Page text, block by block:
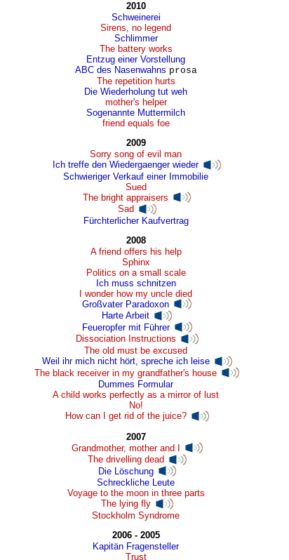
2010
Schweinerei
Sirens, no legend
Schlimmer
The battery works
Entzug einer Vorstellung
ABC des Nasenwahns prosa
The repetition hurts
Die Wiederholung tut weh
mother's helper
Sogenannte Muttermilch
friend equals foe
2009
Sorry song of evil man
Ich treffe den Wiedergaenger wieder
Schwieriger Verkauf einer Immobilie
Sued
The bright appraisers
Sad
Fürchterlicher Kaufvertrag
2008
A friend offers his help
Sphinx
Politics on a small scale
Ich muss schnitzen
I wonder how my uncle died
Großvater Paradoxon
Harte Arbeit
Feueropfer mit Führer
Dissociation Instructions
The old must be excused
Weil ihr mich nicht hört, spreche ich leise
The black receiver in my grandfather's house
Dummes Formular
A child works perfectly as a mirror of lust
No!
How can I get rid of the juice?
2007
Grandmother, mother and I
The drivelling dead
Die Löschung
Schreckliche Leute
Voyage to the moon in three parts
The lying fly
Stockholm Syndrome
2006 - 2005
Kapitän Fragensteller
Trust